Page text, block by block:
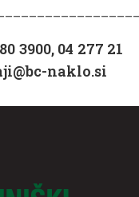
3900, 04 277 21
naklo.si